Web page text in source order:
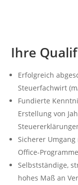
Ihre
Erfolgreich
Steuerfachwirt
Fundierte
Erstellung von
Sicherer Umgang
Office-
Selbstständige,
hohes Maß an